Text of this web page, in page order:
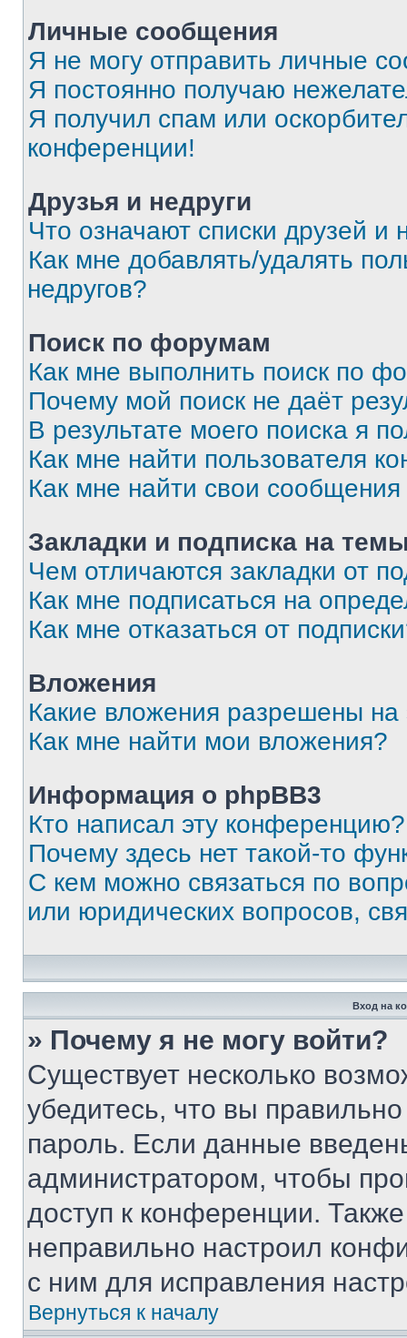
Личные сообщения
Я не могу отправить личные
Я постоянно получаю
Я получил спам или
конференции!
Друзья и недруги
Что означают списки друзей и
Как мне добавлять/удалять
недругов?
Поиск по форумам
Как мне выполнить поиск по
Почему мой поиск не даёт
В результате моего поиска я
Как мне найти пользователя
Как мне найти свои
Закладки и подписка на
Чем отличаются закладки от
Как мне подписаться на
Как мне отказаться от
Вложения
Какие вложения разрешены
Как мне найти мои вложения?
Информация о phpBB3
Кто написал эту конференцию?
Почему здесь нет такой-то
С кем можно связаться по
или юридических вопросов,
Вход на
» Почему я не могу войти?
Существует несколько
убедитесь, что вы
пароль. Если данные
администратором, чтобы
доступ к конференции.
неправильно настроил
с ним для исправления
Вернуться к началу